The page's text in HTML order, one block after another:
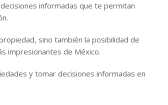
informadas que te permitan
sino también la posibilidad de
impresionantes de México.
y tomar decisiones informadas en